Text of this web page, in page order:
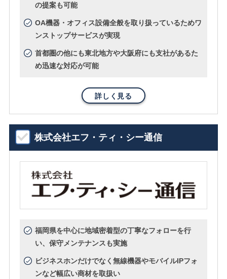
の提案も可能
OA機器・オフィス設備全般を取り扱っているためワ
ンストップサービスが実現
首都圏の他にも東北地方や大阪府にも支社があるた
め迅速な対応が可能
詳しく見る
株式会社エフ・ティ・シー通信
福岡県を中心に地域密着型の丁寧なフォローを行
い、保守メンテナンスも実施
ビジネスホンだけでなく無線機器やモバイルIPフォ
ンなど幅広い商材を取扱い